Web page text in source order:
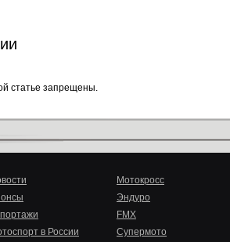
статье запрещены.
в России
Мотокросс
Эндуро
FMX
Супермото